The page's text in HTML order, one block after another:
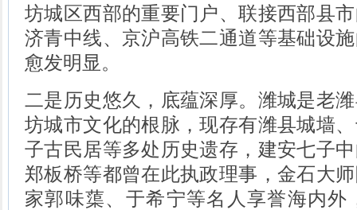
坊城区西部的重要门户、联接西部县
济青中线、京沪高铁二通道等基础设
愈发明显。
二是历史悠久，底蕴深厚。潍城是老
坊城市文化的根脉，现存有潍县城墙
子古民居等多处历史遗存，建安七子
郑板桥等都曾在此执政理事，金石大
家郭味蕖、于希宁等名人享誉海内外